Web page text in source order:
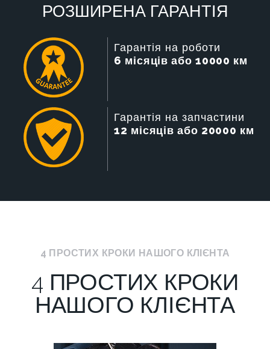
РОЗШИРЕНА ГАРАНТІЯ
Гарантія на роботи
6 місяців або 10000 км
Гарантія на запчастини
12 місяців або 20000 км
4 ПРОСТИХ КРОКИ НАШОГО КЛІЄНТА
4 ПРОСТИХ КРОКИ
НАШОГО КЛІЄНТА